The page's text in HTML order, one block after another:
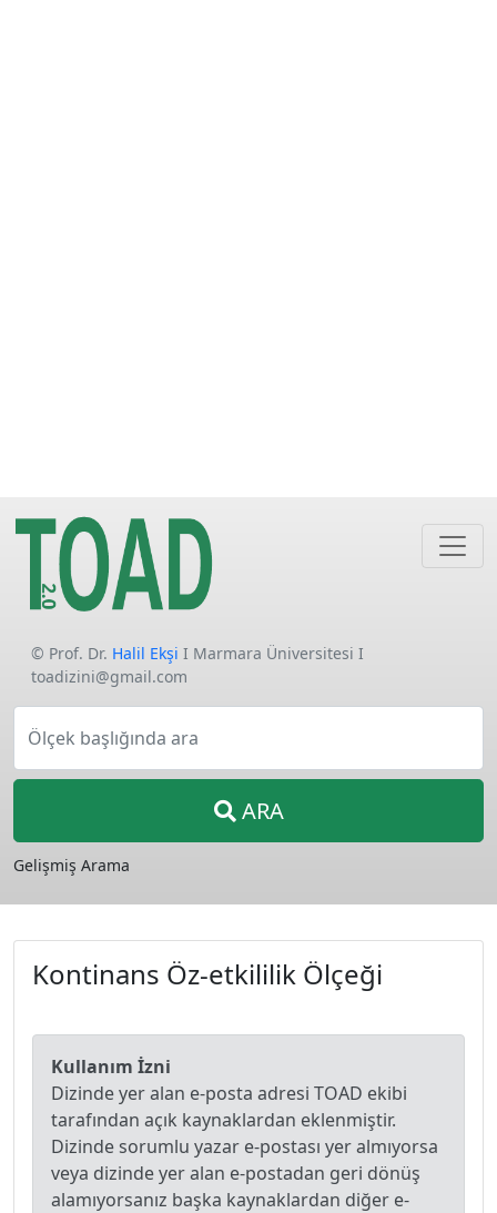
© Prof. Dr. Halil Ekşi I Marmara Üniversitesi I
toadizini@gmail.com
Ölçek başlığında ara
ARA
Gelişmiş Arama
Kontinans Öz-etkililik Ölçeği
Kullanım İzni
Dizinde yer alan e-posta adresi TOAD ekibi
tarafından açık kaynaklardan eklenmiştir.
Dizinde sorumlu yazar e-postası yer almıyorsa
veya dizinde yer alan e-postadan geri dönüş
alamıyorsanız başka kaynaklardan diğer e-